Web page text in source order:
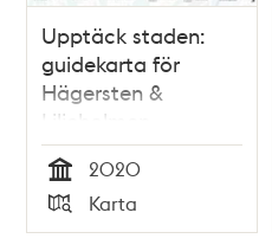
Upptäck staden:
guidekarta för
Hägersten &
Liljeholmen
Tid
2020
Typ
Karta